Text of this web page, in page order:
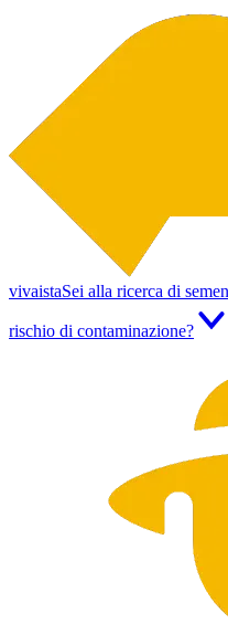
vivaistaSei alla ricerca di
rischio di contaminazione?